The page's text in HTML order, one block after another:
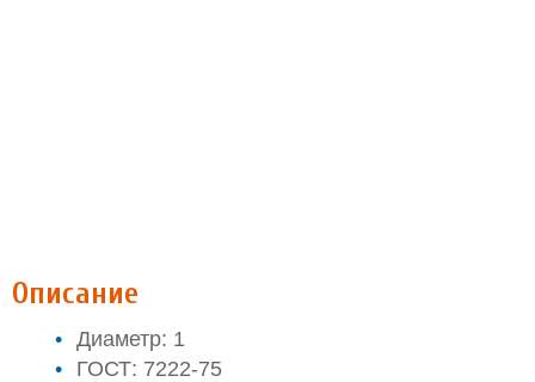
Описание
Диаметр: 1
ГОСТ: 7222-75